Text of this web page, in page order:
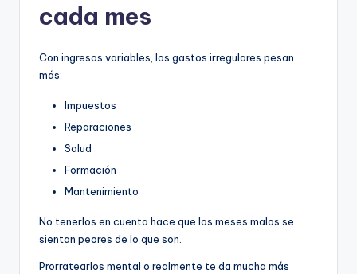
cada mes
Con ingresos variables, los gastos irregulares pesan
más:
Impuestos
Reparaciones
Salud
Formación
Mantenimiento
No tenerlos en cuenta hace que los meses malos se
sientan peores de lo que son.
Prorratearlos mental o realmente te da mucha más